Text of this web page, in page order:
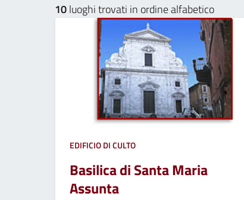
10luoghi trovati in ordine alfabetico
EDIFICIO DI CULTO
Basilica di Santa Maria
Assunta